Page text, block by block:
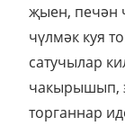
җыен, печән
чүлмәк куя
сатучылар
чакырышып,
торганнар